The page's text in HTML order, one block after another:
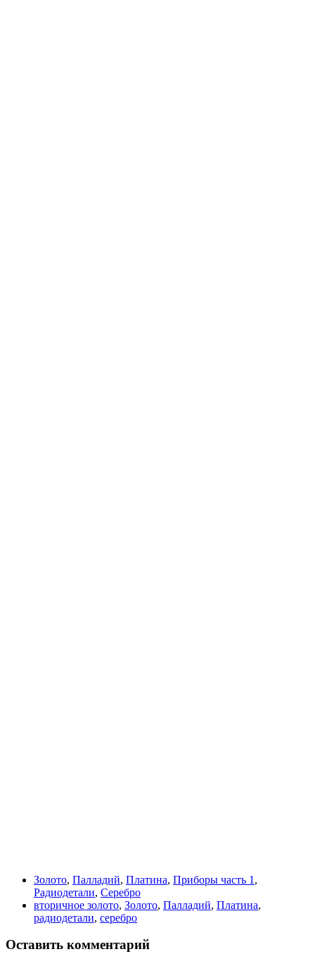
Золото, Палладий, Платина, Приборы часть 1 ,
Радиодетали, Серебро
вторичное золото, Золото, Палладий, Платина,
радиодетали, серебро
Оставить комментарий